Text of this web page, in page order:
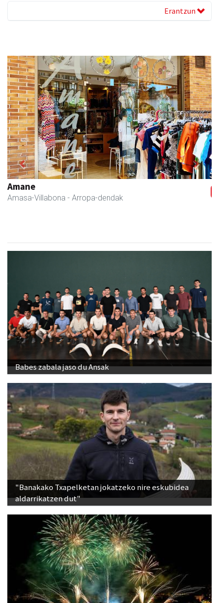
Erantzun
Amane
Amasa-Villabona - Arropa-dendak
Previous Next
Babes zabala jaso du Ansak
"Banakako Txapelketan jokatzeko nire eskubidea
aldarrikatzen dut"